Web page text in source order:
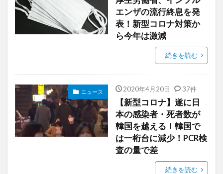
エンザの流行終息を発
表！新型コロナ対策か
ら今年は激減
続きを読む
ニュース 2020年4月20日 37件
【新型コロナ】遂に日
本の感染者・死者数が
韓国を越える！韓国で
は一桁台に減少！PCR検
査の量で差
続きを読む